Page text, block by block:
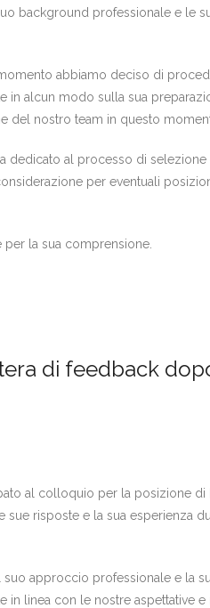
background professionale e le
abbiamo deciso di
in alcun modo sulla sua
del nostro team in questo
dedicato al processo di
per eventuali
la sua comprensione.
di feedback
al colloquio per la posizione
sue risposte e la sua esperienza
approccio professionale e la
in linea con le nostre aspettative